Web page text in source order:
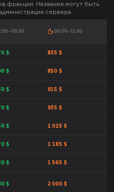
фракции. Названия могут быть
сервера.
00:00–12:00
$ 835 $
$ 850 $
$ 915 $
$ 935 $
$ 1 025 $
$ 1 185 $
$ 1 565 $
$ 2 000 $